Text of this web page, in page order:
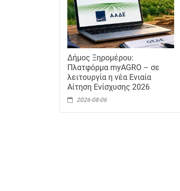
Δήμος Ξηρομέρου:
Πλατφόρμα myAGRO – σε
λειτουργία η νέα Ενιαία
Αίτηση Ενίσχυσης 2026
2026-08-06